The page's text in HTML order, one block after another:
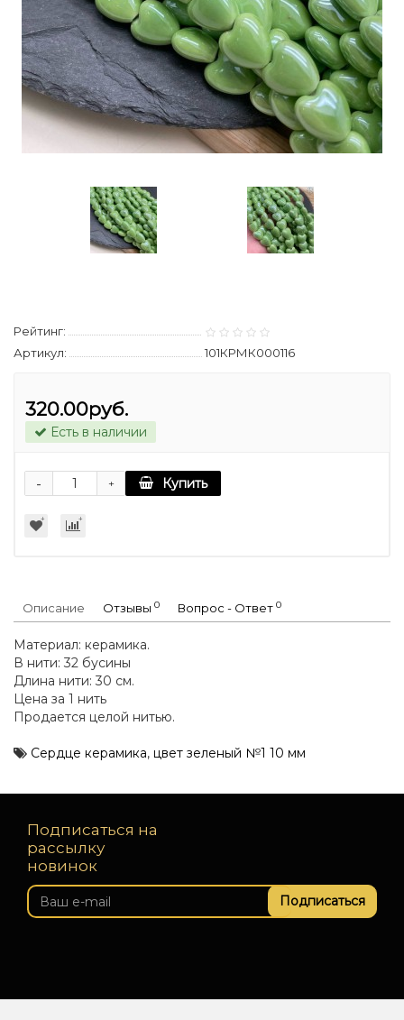
Рейтинг:
Артикул:
101КРМК000116
320.00руб.
Есть в наличии
+
- Купить
Описание Отзывы 0 Вопрос - Ответ 0
Материал: керамика.
В нити: 32 бусины
Длина нити: 30 см.
Цена за 1 нить
Продается целой нитью.
Сердце керамика, цвет зеленый №1 10 мм
Подписаться на
рассылку
новинок
Подписаться